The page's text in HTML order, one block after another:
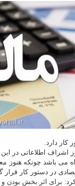
كار دارد.
اشراف اطلاعاتی در
باشد چونكه هنوز
در دستور كار
برای اثر بخش بودن و